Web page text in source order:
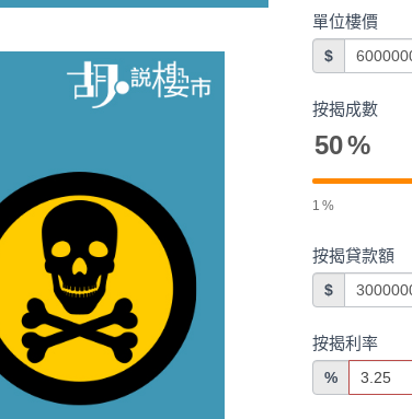
單位樓價
$
按揭成數
50%
1 %
按揭貸款額
$
按揭利率
%